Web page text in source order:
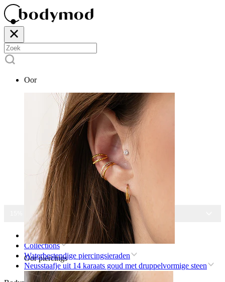
Oor
Oor piercings
15% KORTING OP ALLE SIERADEN
Home
Collections
Waterbestendige piercingsieraden
Neusstaafje uit 14 karaats goud met druppelvormige steen